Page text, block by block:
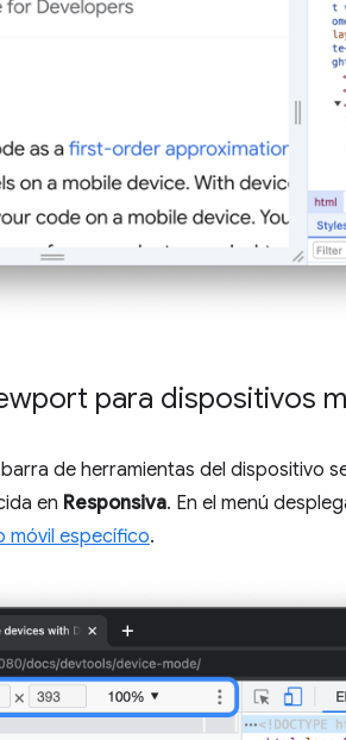
para dispositivos
de herramientas del dispositivo
en Responsiva. En el menú
móvil específico.